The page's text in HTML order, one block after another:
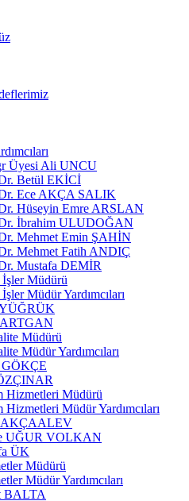
Üyesi Ali UNCU
Betül EKİCİ
Ece AKÇA SALIK
Hüseyin Emre ARSLAN
İbrahim ULUDOĞAN
Mehmet Emin ŞAHİN
Mehmet Fatih ANDIÇ
Mustafa DEMİR
Müdürü
Müdür Yardımcıları
Müdürü
Müdür Yardımcıları
GÖKÇE
Hizmetleri Müdürü
Hizmetleri Müdür Yardımcıları
AKÇAALEV
UĞUR VOLKAN
ÜK
Müdürü
Müdür Yardımcıları
BALTA